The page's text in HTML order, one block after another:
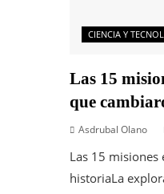
CIENCIA Y
Las 15
que
Asdrubal Olano
Las 15 misiones
historiaLa